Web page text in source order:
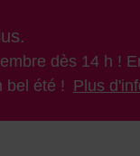
dès 14 h !
bel été ! Plus